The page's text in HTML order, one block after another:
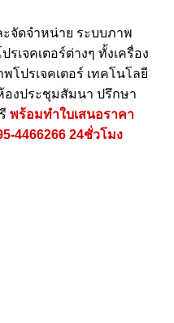
ะจัดจำหน่าย ระบบภาพ
เจคเตอร์ต่างๆ ทั้งเครื่อง
โปรเจคเตอร์ เทคโนโลยี
องประชุมสัมนา ปรึกษา
พร้อมทำใบเสนอราคา
4466266 24ชั่วโมง